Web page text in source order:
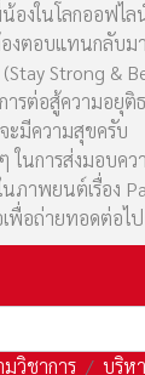
องในโลกออฟไ
องตอบแทนกลับมา
Strong &
ารต่อสู้ความอยุ
จะมีความสุขครับ
ในการส่งมอบค
นภาพยนต์เรื่อง
พื่อถ่ายทอดต่อไป
วิชาการ บริห